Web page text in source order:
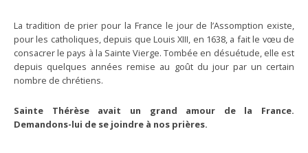
La tradition de prier pour la France le jour de l’Assomption existe,
pour les catholiques, depuis que Louis XIII, en 1638, a fait le vœu de
consacrer le pays à la Sainte Vierge. Tombée en désuétude, elle est
depuis quelques années remise au goût du jour par un certain
nombre de chrétiens.
Sainte Thérèse avait un grand amour de la France.
Demandons-lui de se joindre à nos prières.